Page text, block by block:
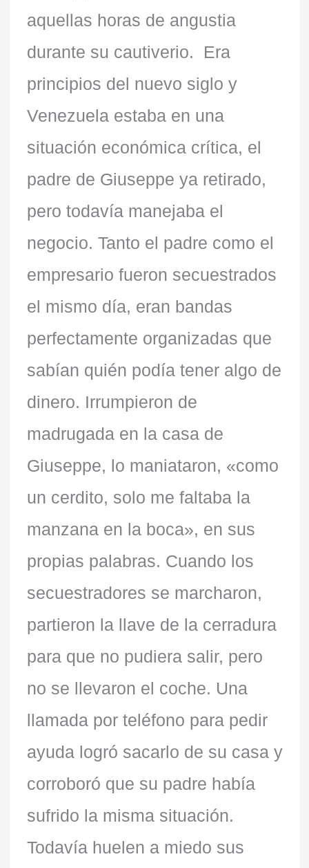
aquellas horas de angustia
durante su cautiverio. Era
principios del nuevo siglo y
Venezuela estaba en una
situación económica crítica, el
padre de Giuseppe ya retirado,
pero todavía manejaba el
negocio. Tanto el padre como el
empresario fueron secuestrados
el mismo día, eran bandas
perfectamente organizadas que
sabían quién podía tener algo de
dinero. Irrumpieron de
madrugada en la casa de
Giuseppe, lo maniataron, «como
un cerdito, solo me faltaba la
manzana en la boca», en sus
propias palabras. Cuando los
secuestradores se marcharon,
partieron la llave de la cerradura
para que no pudiera salir, pero
no se llevaron el coche. Una
llamada por teléfono para pedir
ayuda logró sacarlo de su casa y
corroboró que su padre había
sufrido la misma situación.
Todavía huelen a miedo sus